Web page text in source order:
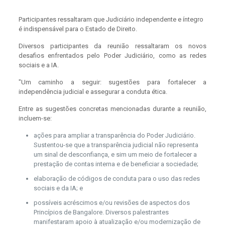
Participantes ressaltaram que Judiciário independente e íntegro
é indispensável para o Estado de Direito.
Diversos participantes da reunião ressaltaram os novos
desafios enfrentados pelo Poder Judiciário, como as redes
sociais e a IA.
"Um caminho a seguir: sugestões para fortalecer a
independência judicial e assegurar a conduta ética.
Entre as sugestões concretas mencionadas durante a reunião,
incluem-se:
ações para ampliar a transparência do Poder Judiciário.
Sustentou-se que a transparência judicial não representa
um sinal de desconfiança, e sim um meio de fortalecer a
prestação de contas interna e de beneficiar a sociedade;
elaboração de códigos de conduta para o uso das redes
sociais e da IA; e
possíveis acréscimos e/ou revisões de aspectos dos
Princípios de Bangalore. Diversos palestrantes
manifestaram apoio à atualização e/ou modernização de